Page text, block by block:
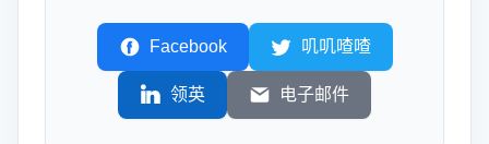
Facebook 叽叽喳喳
领英 电子邮件